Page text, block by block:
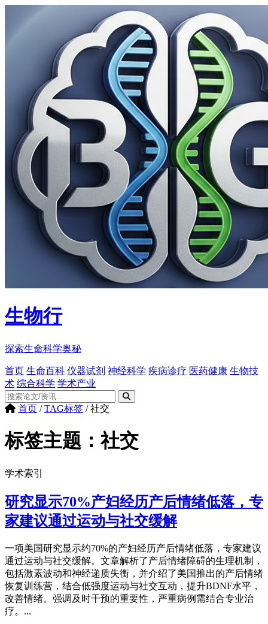
生物行
探索生命科学奥秘
首页 生命百科 仪器试剂 神经科学 疾病诊疗 医药健康 生物技
术 综合科学 学术产业
首页 / TAG标签 / 社交
标签主题：社交
学术索引
研究显示70%产妇经历产后情绪低落，专
家建议通过运动与社交缓解
一项美国研究显示约70%的产妇经历产后情绪低落，专家建议
通过运动与社交缓解。文章解析了产后情绪障碍的生理机制，
包括激素波动和神经递质失衡，并介绍了美国推出的产后情绪
恢复训练营，结合低强度运动与社交互动，提升BDNF水平，
改善情绪。强调及时干预的重要性，严重病例需结合专业治
疗。...